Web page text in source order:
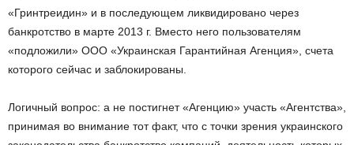
«Гринтреидин» и в последующем ликвидировано через
банкротство в марте 2013 г. Вместо него пользователям
«подложили» ООО «Украинская Гарантийная Агенция», счета
которого сейчас и заблокированы.
Логичный вопрос: а не постигнет «Агенцию» участь «Агентства»,
принимая во внимание тот факт, что с точки зрения украинского